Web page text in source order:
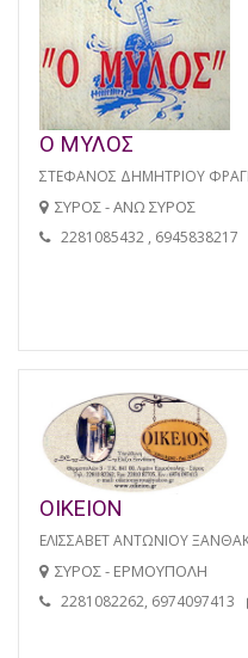
Ο ΜΥΛΟΣ
ΣΤΕΦΑΝΟΣ ΔΗΜΗΤΡΙΟΥ
ΣΥΡΟΣ - ΑΝΩ ΣΥΡΟΣ
2281085432 , 6945838217
ΟΙΚΕΙΟΝ
ΕΛΙΣΣΑΒΕΤ ΑΝΤΩΝΙΟΥ
ΣΥΡΟΣ - ΕΡΜΟΥΠΟΛΗ
2281082262, 6974097413